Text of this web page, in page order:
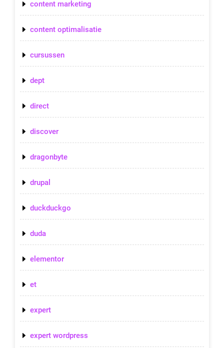
content marketing
content optimalisatie
cursussen
dept
direct
discover
dragonbyte
drupal
duckduckgo
duda
elementor
et
expert
expert wordpress